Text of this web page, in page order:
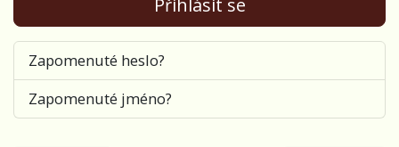
Zapomenuté heslo?
Zapomenuté jméno?